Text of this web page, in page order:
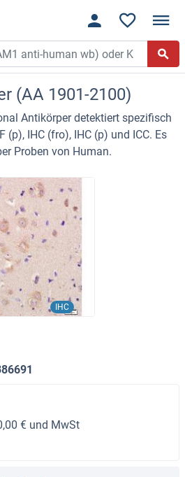
(AA 1901-2100)
Antikörper detektiert spezifisch
(p), IHC (fro), IHC (p) und ICC. Es
Proben von Human.
IHC
€ und MwSt